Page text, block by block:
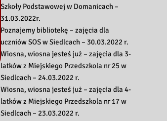
Szkoły Podstawowej w Domanicach –
31.03.2022r.
Poznajemy bibliotekę – zajęcia dla
uczniów SOS w Siedlcach – 30.03.2022 r.
Wiosna, wiosna jesteś już – zajęcia dla 3-
latków z Miejskiego Przedszkola nr 25 w
Siedlcach – 24.03.2022 r.
Wiosna, wiosna jesteś już – zajęcia dla 4-
latków z Miejskiego Przedszkola nr 17 w
Siedlcach – 23.03.2022 r.